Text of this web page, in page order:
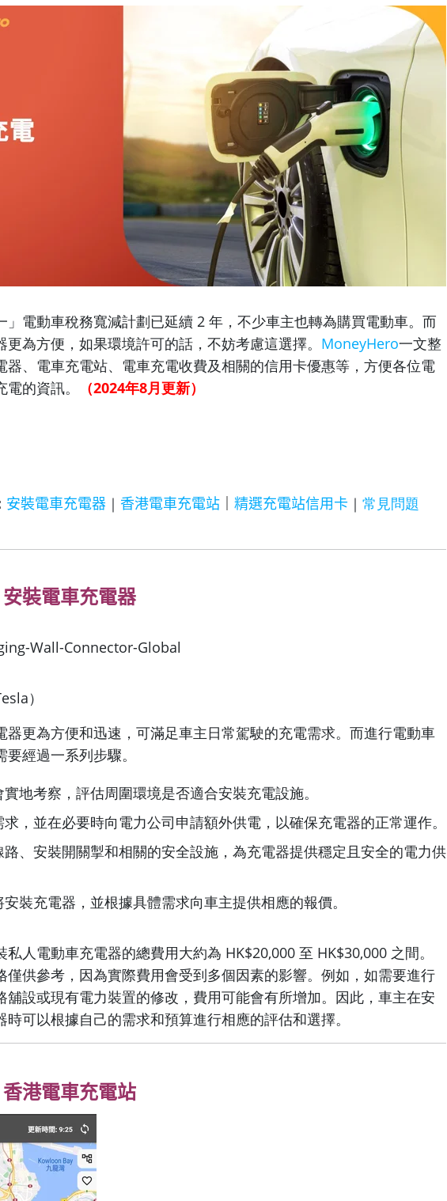
」電動車稅務寬減計劃已延續 2 年，不少車主也轉為購買電動車。而
更為方便，如果環境許可的話，不妨考慮這選擇。 MoneyHero一文整
器、電車充電站、電車充電收費及相關的信用卡優惠等，方便各位電
的資訊。
（2024年8月更新）
安裝電車充電器 ｜ 香港電車充電站 精選充電站信用卡 ｜ 常見問題
安裝電車充電器
）
器更為方便和迅速，可滿足車主日常駕駛的充電需求。而進行電動車
經過一系列步驟。
地考察，評估周圍環境是否適合安裝充電設施。
，並在必要時向電力公司申請額外供電，以確保充電器的正常運作。
、安裝開關掣和相關的安全設施，為充電器提供穩定且安全的電力供
裝充電器，並根據具體需求向車主提供相應的報價。
私人電動車充電器的總費用大約為 HK$20,000 至 HK$30,000 之間。
僅供參考，因為實際費用會受到多個因素的影響。例如，如需要進行
舖設或現有電力裝置的修改，費用可能會有所增加。因此，車主在安
時可以根據自己的需求和預算進行相應的評估和選擇。
香港電車充電站